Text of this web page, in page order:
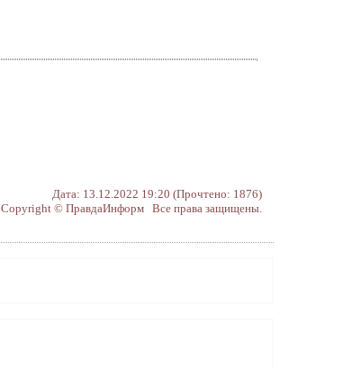
Дата: 13.12.2022 19:20 (Прочтено: 1876)
Copyright © ПравдаИнформ Все права защищены.